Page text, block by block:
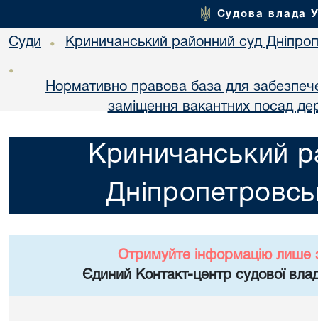
Судова влада
Суди • Криничанський районний суд
•
Нормативно правова база для
заміщення вакантних посад
Криничанський
Отримуйте інформацію лише
Єдиний Контакт-центр судової